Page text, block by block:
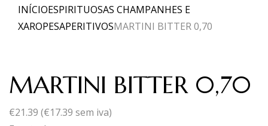
INÍCIOESPIRITUOSAS CHAMPANHES E
XAROPESAPERITIVOSMARTINI BITTER 0,70
MARTINI BITTER 0,70
€21.39 (€17.39 sem iva)